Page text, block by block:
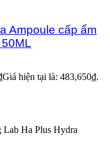
Ampoule cấp ẩm
Giá hiện tại là: 483,650₫.
Lab Ha Plus Hydra